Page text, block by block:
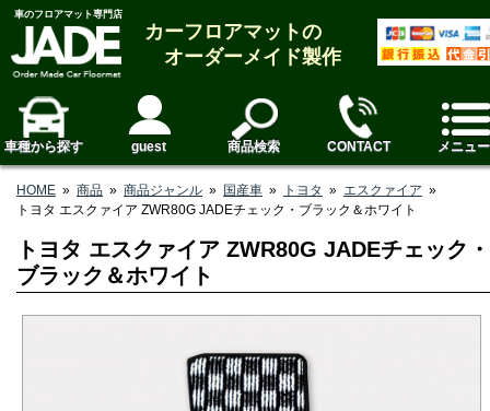
車のフロアマット専門店
カーフロアマットの
オーダーメイド製作
車種から探す guest 商品検索 CONTACT メニュー
HOME » 商品 » 商品ジャンル » 国産車 » トヨタ » エスクァイア »
トヨタ エスクァイア ZWR80G JADEチェック・ブラック＆ホワイト
トヨタ エスクァイア ZWR80G JADEチェック・
ブラック＆ホワイト